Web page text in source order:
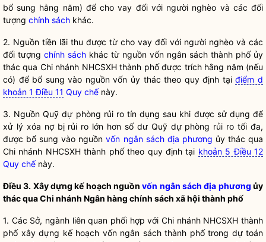
bổ sung hằng năm) để cho vay đối với người nghèo và các đối
tượng chính sách khác.
2. Nguồn tiền lãi thu được từ cho vay đối với người nghèo và các
đối tượng chính sách khác từ nguồn vốn ngân sách thành phố ủy
thác qua Chi nhánh NHCSXH thành phố được trích hằng năm (nếu
có) để bổ sung vào nguồn vốn ủy thác theo quy định tạiđiểm d
khoản 1 Điều 11 Quy chếnày.
3. Nguồn Quỹ dự phòng rủi ro tín dụng sau khi được sử dụng để
xử lý xóa nợ bị rủi ro lớn hơn số dư Quỹ dự phòng rủi ro tối đa,
được bổ sung vào nguồnvốn ngân sách địa phương ủy thác qua
Chi nhánh NHCSXH thành phố theo quy định tại khoản 5 Điều 12
Quy chếnày.
Điều 3. Xây dựng kế hoạch nguồnvốn ngân sách địa phương ủy
thác qua Chi nhánh Ngân hàng chính sách xã hội thành phố
1. Các Sở, ngành liên quan phối hợp với Chi nhánh NHCSXH thành
phố xây dựng kế hoạch vốn ngân sách thành phố trong dự toán